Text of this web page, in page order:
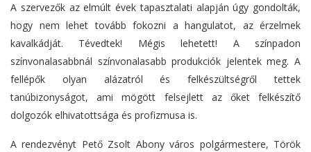
A szervezők az elmúlt évek tapasztalati alapján úgy gondolták,
hogy nem lehet tovább fokozni a hangulatot, az érzelmek
kavalkádját. Tévedtek! Mégis lehetett! A színpadon
színvonalasabbnál színvonalasabb produkciók jelentek meg. A
fellépők olyan alázatról és felkészültségről tettek
tanúbizonyságot, ami mögött felsejlett az őket felkészítő
dolgozók elhivatottsága és profizmusa is.
A rendezvényt Pető Zsolt Abony város polgármestere, Török